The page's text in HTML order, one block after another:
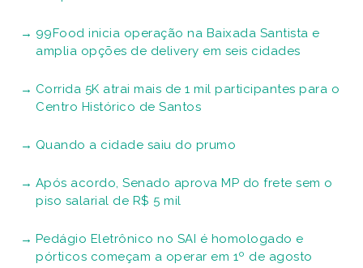
99Food inicia operação na Baixada Santista e
amplia opções de delivery em seis cidades
Corrida 5K atrai mais de 1 mil participantes para o
Centro Histórico de Santos
Quando a cidade saiu do prumo
Após acordo, Senado aprova MP do frete sem o
piso salarial de R$ 5 mil
Pedágio Eletrônico no SAI é homologado e
pórticos começam a operar em 1º de agosto